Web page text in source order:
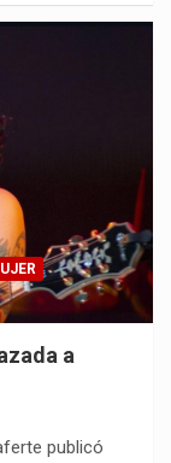
a
publicó